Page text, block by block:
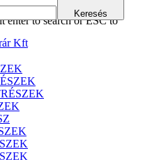
enter to search or ESC to
Keresés